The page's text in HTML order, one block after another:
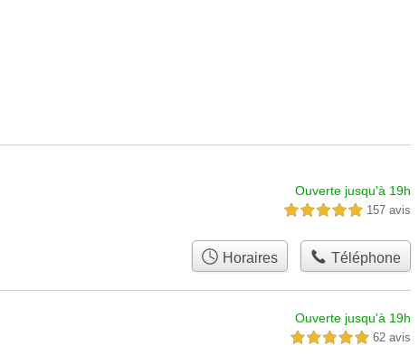
Ouverte jusqu'à 19h
5,0 étoiles sur 5 157 avis
Horaires Téléphone
Ouverte jusqu'à 19h
5,0 étoiles sur 5 62 avis